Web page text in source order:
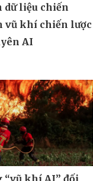
dữ liệu chiến
vũ khí chiến lược
AI